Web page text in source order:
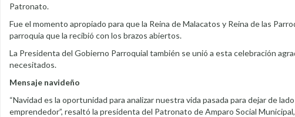
Patronato.
Fue el momento apropiado para que la Reina de Malacatos y Reina de las
parroquia que la recibió con los brazos abiertos.
La Presidenta del Gobierno Parroquial también se unió a esta celebración
necesitados.
Mensaje navideño
“Navidad es la oportunidad para analizar nuestra vida pasada para dejar de
emprendedor”, resaltó la presidenta del Patronato de Amparo Social